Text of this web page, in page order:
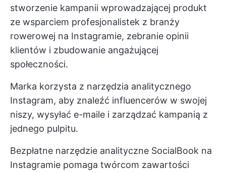
stworzenie kampanii wprowadzającej produkt
ze wsparciem profesjonalistek z branży
rowerowej na Instagramie, zebranie opinii
klientów i zbudowanie angażującej
społeczności.
Marka korzysta z narzędzia analitycznego
Instagram, aby znaleźć influencerów w swojej
niszy, wysyłać e-maile i zarządzać kampanią z
jednego pulpitu.
Bezpłatne narzędzie analityczne SocialBook na
Instagramie pomaga twórcom zawartości